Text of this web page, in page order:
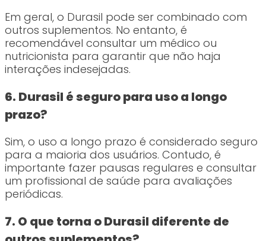
Em geral, o Durasil pode ser combinado com
outros suplementos. No entanto, é
recomendável consultar um médico ou
nutricionista para garantir que não haja
interações indesejadas.
6. Durasil é seguro para uso a longo
prazo?
Sim, o uso a longo prazo é considerado seguro
para a maioria dos usuários. Contudo, é
importante fazer pausas regulares e consultar
um profissional de saúde para avaliações
periódicas.
7. O que torna o Durasil diferente de